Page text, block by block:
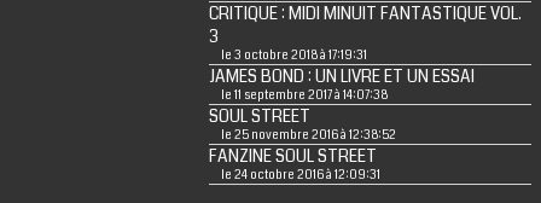
CRITIQUE : MIDI MINUIT FANTASTIQUE VOL.
3
le 3 octobre 2018 à 17:19:31
JAMES BOND : UN LIVRE ET UN ESSAI
le 11 septembre 2017 à 14:07:38
SOUL STREET
le 25 novembre 2016 à 12:38:52
FANZINE SOUL STREET
le 24 octobre 2016 à 12:09:31